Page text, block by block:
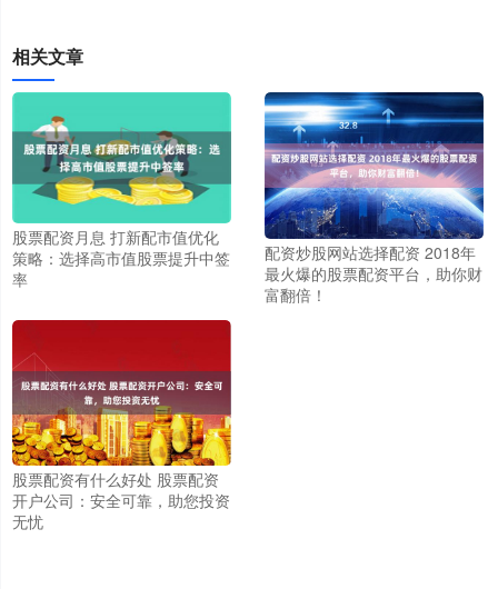
相关文章
股票配资月息 打新配市值优化
策略：选择高市值股票提升中签
率
配资炒股网站选择配资 2018年
最火爆的股票配资平台，助你财
富翻倍！
股票配资有什么好处 股票配资
开户公司：安全可靠，助您投资
无忧